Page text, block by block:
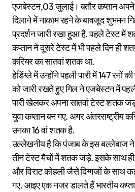
एजबेस्टन,03 जुलाई। बतौर कप्तान
दिलाने में नाकाम रहने के बावजूद शुभमन
प्रदर्शन जारी रखा हुआ है. पहले टेस्ट में
कप्तान ने दूसरे टेस्ट में भी पहले दिन ही
करियर का सातवां शतक था.
हेडिंग्ले में उन्होंने पहली पारी में 147 रनों
को जारी रखते हुए गिल ने एजबेस्टन में पहली
पारी खेलकर अपना सातवां टेस्ट शतक
युवा कप्तान बन गए. अगर अंतरराष्ट्रीय
उनका 16 वां शतक है.
उल्लेखनीय है कि पंजाब के इस बल्लेबाज
तीन टेस्ट मैचों में शतक जड़े. इसके साथ ही
और विराट कोहली जैसे दिग्गजों के साथ कई
गए. आइए एक नजर डालते हैं भारतीय